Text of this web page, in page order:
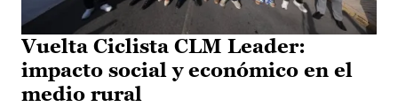
Vuelta Ciclista CLM Leader:
impacto social y económico en el
medio rural